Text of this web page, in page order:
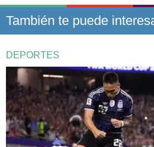
También te puede
DEPORTES